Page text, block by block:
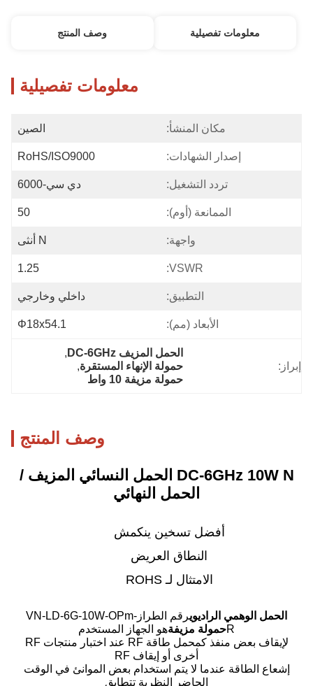
معلومات تفصيلية وصف المنتج
معلومات تفصيلية
مكان المنشأ: الصين
إصدار الشهادات: RoHS/ISO9000
تردد التشغيل: دي سي-6000
الممانعة (أوم): 50
واجهة: N أنثى
VSWR:
1.25
التطبيق: داخلي وخارجي
الأبعاد (مم): Φ18x54.1
إبراز:
الحمل المزيف DC-6GHz
,
حمولة الإنهاء المستقرة,
حمولة مزيفة 10 واط
وصف المنتج
DC-6GHz 10W N الحمل النسائي المزيف /
الحمل النهائي
أفضل تسخين ينكمش
النطاق العريض
الامتثال لـ ROHS
الحمل الوهمي الراديويرقم الطراز VN-LD-6G-10W-OPm-
Rحمولة مزيفةهو الجهاز المستخدم
لإيقاف بعض منفذ كمحمل طاقة RF عند اختبار منتجات RF
أخرى أو إيقاف RF
إشعاع الطاقة عندما لا يتم استخدام بعض الموانئ في الوقت
الحاضر النظرية تتطابق